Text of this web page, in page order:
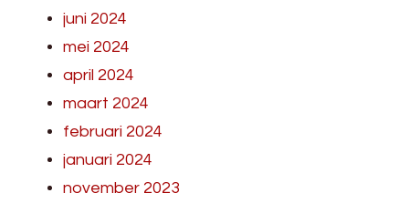
juni 2024
mei 2024
april 2024
maart 2024
februari 2024
januari 2024
november 2023